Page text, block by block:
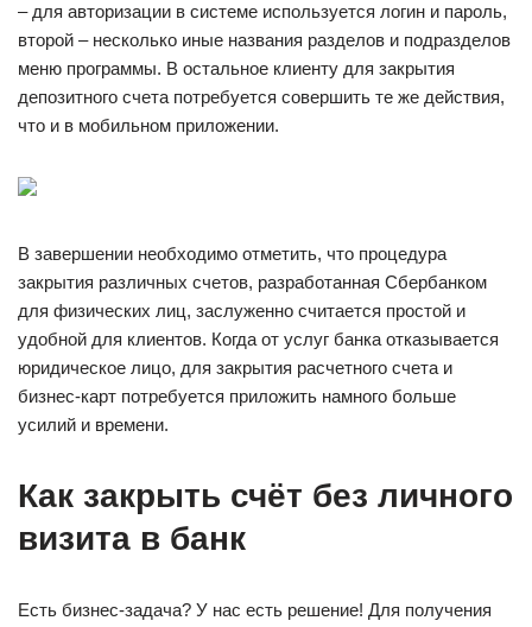
– для авторизации в системе используется логин и пароль,
второй – несколько иные названия разделов и подразделов
меню программы. В остальное клиенту для закрытия
депозитного счета потребуется совершить те же действия,
что и в мобильном приложении.
В завершении необходимо отметить, что процедура
закрытия различных счетов, разработанная Сбербанком
для физических лиц, заслуженно считается простой и
удобной для клиентов. Когда от услуг банка отказывается
юридическое лицо, для закрытия расчетного счета и
бизнес-карт потребуется приложить намного больше
усилий и времени.
Как закрыть счёт без личного
визита в банк
Есть бизнес-задача? У нас есть решение! Для получения